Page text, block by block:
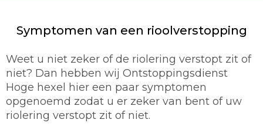
Symptomen van een rioolverstopping
Weet u niet zeker of de riolering verstopt zit of
niet? Dan hebben wij Ontstoppingsdienst
Hoge hexel hier een paar symptomen
opgenoemd zodat u er zeker van bent of uw
riolering verstopt zit of niet.